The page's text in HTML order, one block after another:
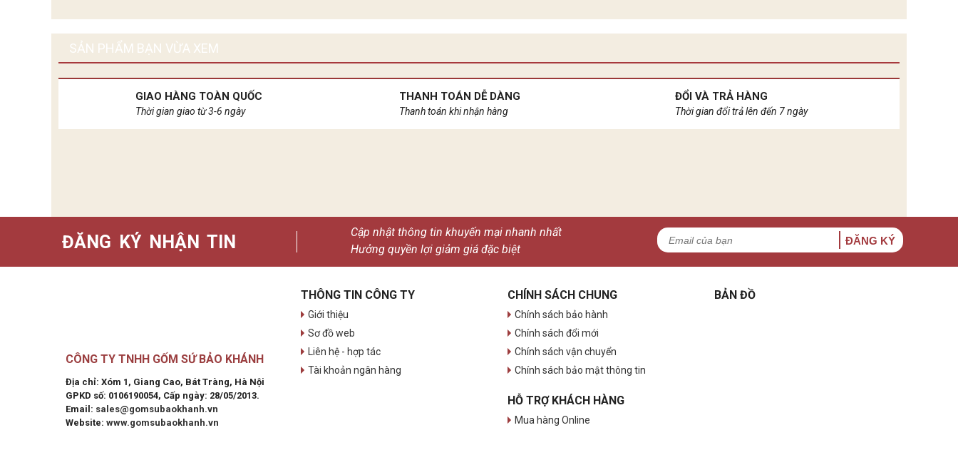
SẢN PHẨM BẠN VỪA XEM
GIAO HÀNG TOÀN QUỐC
Thời gian giao từ 3-6 ngày
THANH TOÁN DỄ DÀNG
Thanh toán khi nhận hàng
ĐỔI VÀ TRẢ HÀNG
Thời gian đổi trả lên đến 7 ngày
ĐĂNG KÝ NHẬN TIN
Cập nhật thông tin khuyến mại nhanh nhất
Hưởng quyền lợi giảm giá đặc biệt
ĐĂNG KÝ
CÔNG TY TNHH GỐM SỨ BẢO KHÁNH
Địa chỉ: Xóm 1, Giang Cao, Bát Tràng, Hà Nội
GPKD số: 0106190054, Cấp ngày: 28/05/2013.
Email: sales@gomsubaokhanh.vn
Website: www.gomsubaokhanh.vn
THÔNG TIN CÔNG TY
Giới thiệu
Sơ đồ web
Liên hệ - hợp tác
Tài khoản ngân hàng
CHÍNH SÁCH CHUNG
Chính sách bảo hành
Chính sách đổi mới
Chính sách vận chuyển
Chính sách bảo mật thông tin
HỖ TRỢ KHÁCH HÀNG
Mua hàng Online
BẢN ĐỒ